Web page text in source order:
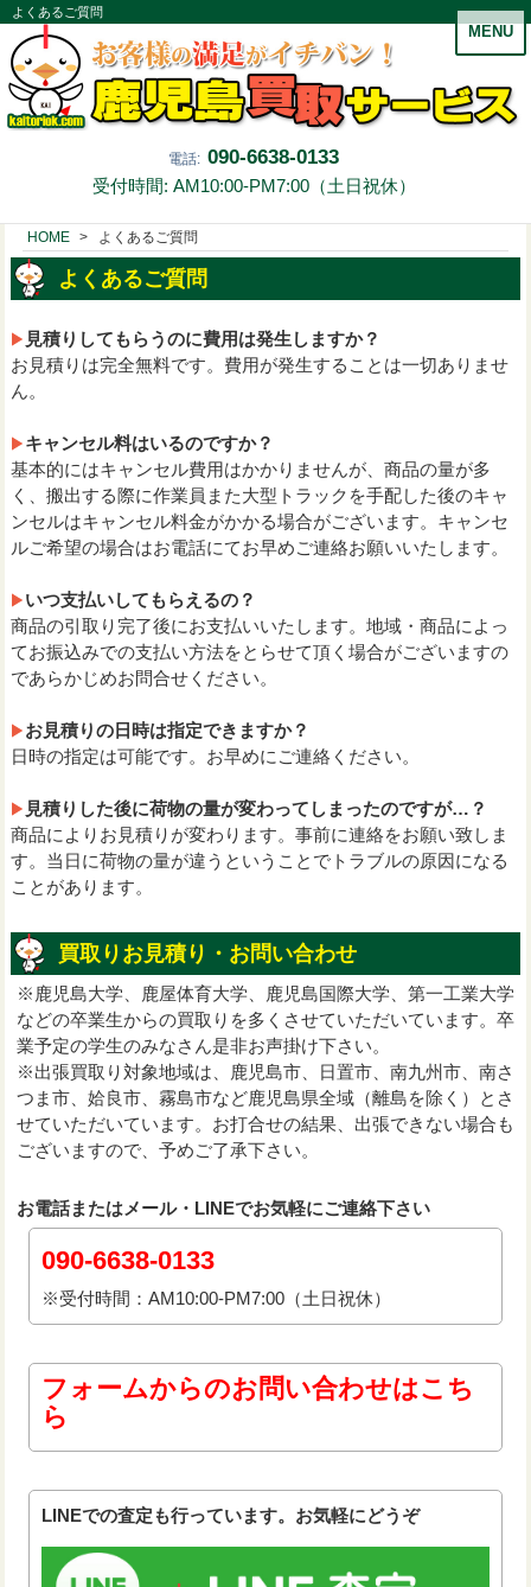
よくあるご質問
電話: 090-6638-0133
受付時間: AM10:00-PM7:00（土日祝休）
MENU
HOME よくあるご質問
よくあるご質問
見積りしてもらうのに費用は発生しますか？
お見積りは完全無料です。費用が発生することは一切ありませ
ん。
キャンセル料はいるのですか？
基本的にはキャンセル費用はかかりませんが、商品の量が多
く、搬出する際に作業員また大型トラックを手配した後のキャ
ンセルはキャンセル料金がかかる場合がございます。キャンセ
ルご希望の場合はお電話にてお早めご連絡お願いいたします。
いつ支払いしてもらえるの？
商品の引取り完了後にお支払いいたします。地域・商品によっ
てお振込みでの支払い方法をとらせて頂く場合がございますの
であらかじめお問合せください。
お見積りの日時は指定できますか？
日時の指定は可能です。お早めにご連絡ください。
見積りした後に荷物の量が変わってしまったのですが…？
商品によりお見積りが変わります。事前に連絡をお願い致しま
す。当日に荷物の量が違うということでトラブルの原因になる
ことがあります。
買取りお見積り・お問い合わせ
※鹿児島大学、鹿屋体育大学、鹿児島国際大学、第一工業大学
などの卒業生からの買取りを多くさせていただいています。卒
業予定の学生のみなさん是非お声掛け下さい。
※出張買取り対象地域は、鹿児島市、日置市、南九州市、南さ
つま市、姶良市、霧島市など鹿児島県全域（離島を除く）とさ
せていただいています。お打合せの結果、出張できない場合も
ございますので、予めご了承下さい。
お電話またはメール・LINEでお気軽にご連絡下さい
090-6638-0133
※受付時間：AM10:00-PM7:00（土日祝休）
フォームからのお問い合わせはこち
ら
LINEでの査定も行っています。お気軽にどうぞ